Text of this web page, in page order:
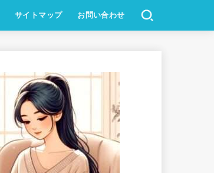
サイトマップ お問い合わせ